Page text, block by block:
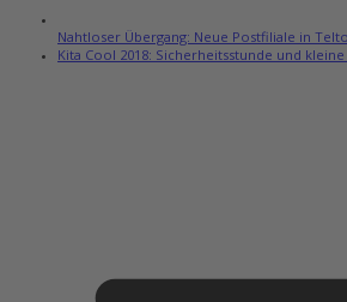
Nahtloser Übergang: Neue Postfiliale in
Kita Cool 2018: Sicherheitsstunde und